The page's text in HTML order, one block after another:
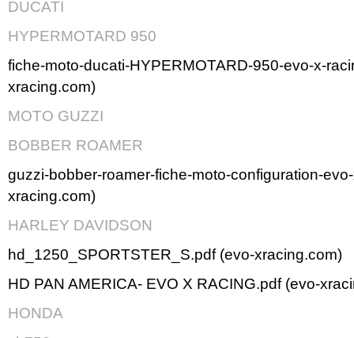
DUCATI
HYPERMOTARD 950
fiche-moto-ducati-HYPERMOTARD-950-evo-x-
xracing.com)
MOTO GUZZI
BOBBER ROAMER
guzzi-bobber-roamer-fiche-moto-configuration-
xracing.com)
HARLEY DAVIDSON
hd_1250_SPORTSTER_S.pdf (evo-xracing.com)
HD PAN AMERICA- EVO X RACING.pdf (evo-
HONDA